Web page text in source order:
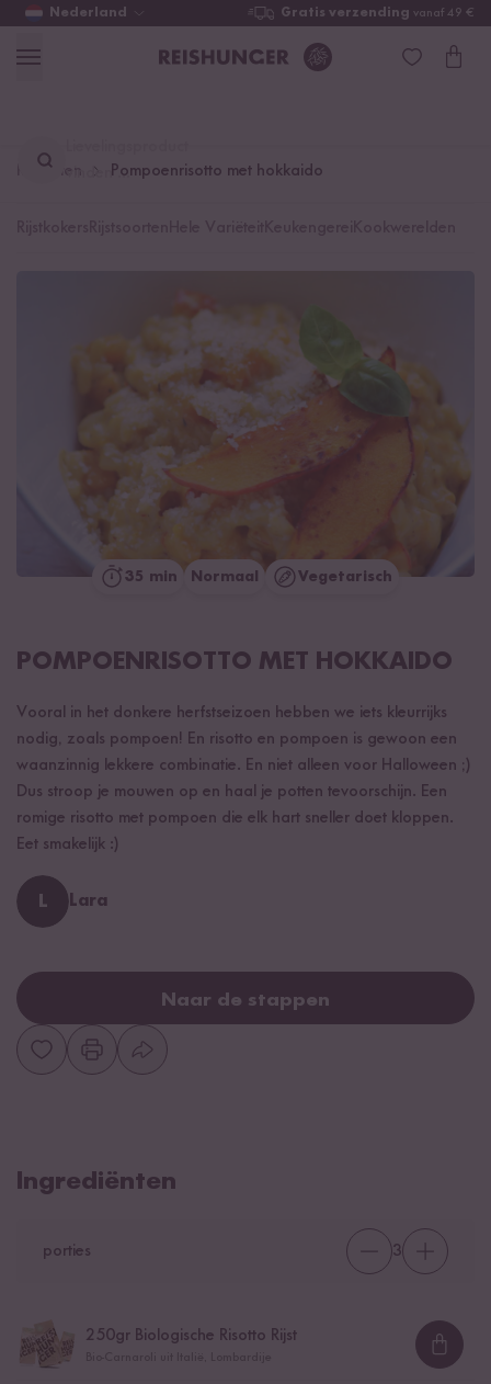
Nederland Gratis verzending vanaf 49 €
vinden ...
Recepten Pompoenrisotto met hokkaido
35 min Normaal Vegetarisch
POMPOENRISOTTO MET HOKKAIDO
Vooral in het donkere herfstseizoen hebben we iets kleurrijks
nodig, zoals pompoen! En risotto en pompoen is gewoon een
waanzinnig lekkere combinatie. En niet alleen voor Halloween ;)
Dus stroop je mouwen op en haal je potten tevoorschijn. Een
romige risotto met pompoen die elk hart sneller doet kloppen.
Eet smakelijk :)
L Lara
Naar de stappen
Ingrediënten
porties 3
250gr Biologische Risotto Rijst